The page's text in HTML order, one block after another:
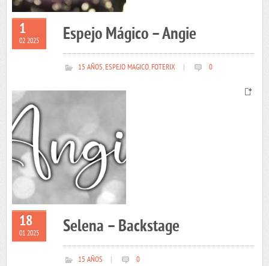
1
02 2025 Espejo Mágico – Angie
15 AÑOS,ESPEJO MAGICO,FOTERIX 0
18
01 2025 Selena – Backstage
15 AÑOS 0